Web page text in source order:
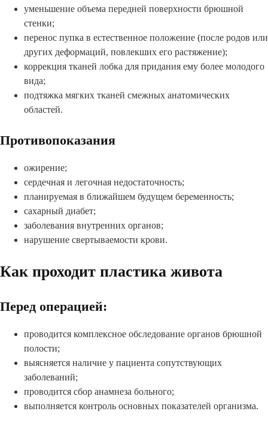
уменьшение объема передней поверхности брюшной
стенки;
перенос пупка в естественное положение (после родов или
других деформаций, повлекших его растяжение);
коррекция тканей лобка для придания ему более молодого
вида;
подтяжка мягких тканей смежных анатомических
областей.
Противопоказания
ожирение;
сердечная и легочная недостаточность;
планируемая в ближайшем будущем беременность;
сахарный диабет;
заболевания внутренних органов;
нарушение свертываемости крови.
Как проходит пластика живота
Перед операцией:
проводится комплексное обследование органов брюшной
полости;
выясняется наличие у пациента сопутствующих
заболеваний;
проводится сбор анамнеза больного;
выполняется контроль основных показателей организма.